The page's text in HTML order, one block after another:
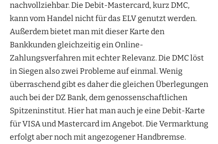
nachvollziehbar. Die Debit-Mastercard, kurz DMC,
kann vom Handel nicht für das ELV genutzt werden.
Außerdem bietet man mit dieser Karte den
Bankkunden gleichzeitig ein Online-
Zahlungsverfahren mit echter Relevanz. Die DMC löst
in Siegen also zwei Probleme auf einmal. Wenig
überraschend gibt es daher die gleichen Überlegungen
auch bei der DZ Bank, dem genossenschaftlichen
Spitzeninstitut. Hier hat man auch je eine Debit-Karte
für VISA und Mastercard im Angebot. Die Vermarktung
erfolgt aber noch mit angezogener Handbremse.